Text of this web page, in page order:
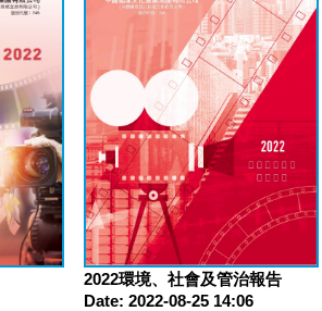
2022環境、社會及管治報告
Date: 2022-08-25 14:06